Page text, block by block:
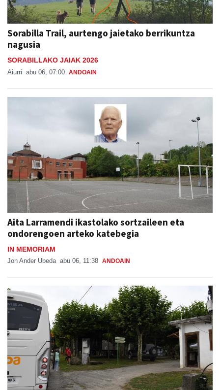
Sorabilla Trail, aurtengo jaietako berrikuntza
nagusia
SORABILLAKO JAIAK 2026
Aiurri abu 06, 07:00 ANDOAIN
Aita Larramendi ikastolako sortzaileen eta
ondorengoen arteko katebegia
IN MEMORIAM
Jon Ander Ubeda abu 06, 11:38 ANDOAIN